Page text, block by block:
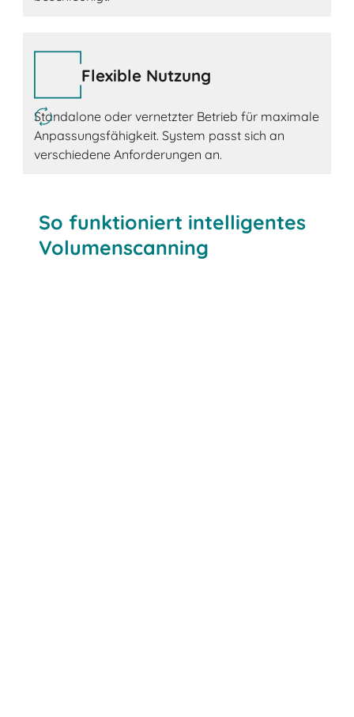
Flexible Nutzung
Standalone oder vernetzter Betrieb für maximale
Anpassungsfähigkeit. System passt sich an
verschiedene Anforderungen an.
So funktioniert intelligentes
Volumenscanning